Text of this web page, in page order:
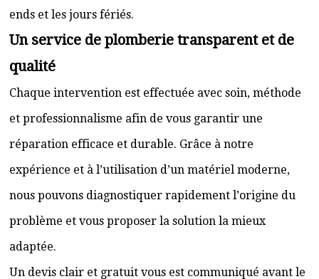
ends et les jours fériés.
Un service de plomberie transparent et de
qualité
Chaque intervention est effectuée avec soin, méthode
et professionnalisme afin de vous garantir une
réparation efficace et durable. Grâce à notre
expérience et à l’utilisation d’un matériel moderne,
nous pouvons diagnostiquer rapidement l’origine du
problème et vous proposer la solution la mieux
adaptée.
Un devis clair et gratuit vous est communiqué avant le